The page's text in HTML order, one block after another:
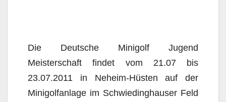
Die Deutsche Minigolf Jugend
Meisterschaft findet vom 21.07 bis
23.07.2011 in Neheim-Hüsten auf der
Minigolfanlage im Schwiedinghauser Feld